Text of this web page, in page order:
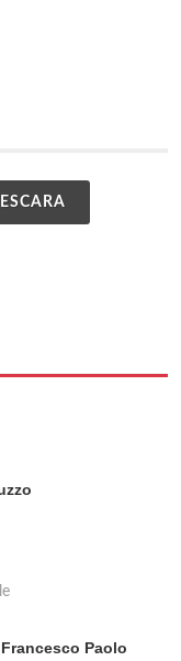
Paolo